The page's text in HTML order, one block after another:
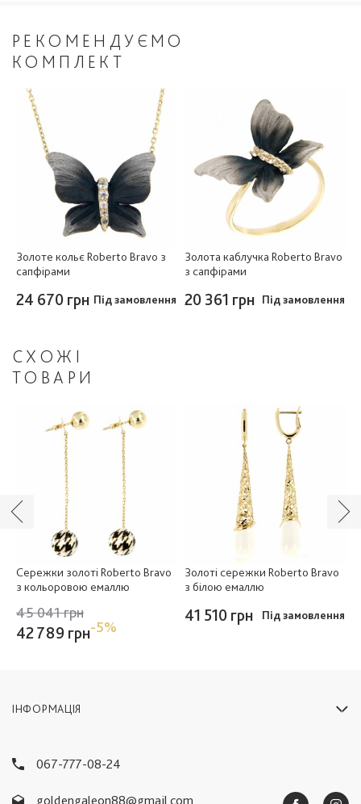
РЕКОМЕНДУЄМО
КОМПЛЕКТ
Золоте кольє Roberto Bravo з
сапфірами
24 670 грн Під замовлення
Золота каблучка Roberto Bravo
з сапфірами
20 361 грн Під замовлення
СХОЖІ
ТОВАРИ
Сережки золоті Roberto Bravo
з кольоровою емаллю
45 041 грн
42 789 грн-5%
Золоті сережки Roberto Bravo
з білою емаллю
41 510 грн Під замовлення
ІНФОРМАЦІЯ
067-777-08-24
goldengaleon88@gmail.com